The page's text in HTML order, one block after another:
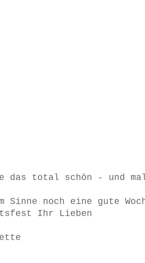
das total schön - und
Sinne noch eine gute
Ihr Lieben